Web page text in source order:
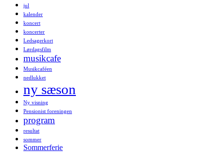
jul
kalender
koncert
koncerter
Ledsagerkort
Lørdagsfilm
musikcafe
Musikcaféen
nedlukket
ny sæson
Ny visning
Pensionist foreningen
program
resultat
sommer
Sommerferie